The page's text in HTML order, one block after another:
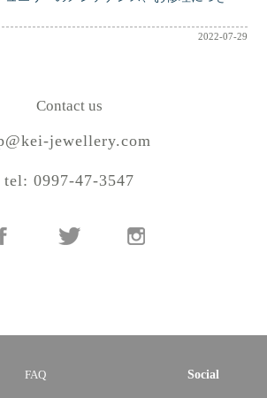
2022-07-29
Contact us
jewellery.com
tel: 0997-47-3547
FAQ Social